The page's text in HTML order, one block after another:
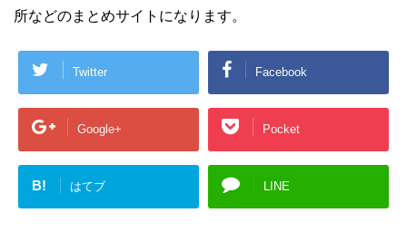
所などのまとめサイトになります。
Twitter Facebook
Google+ Pocket
B! はてブ LINE